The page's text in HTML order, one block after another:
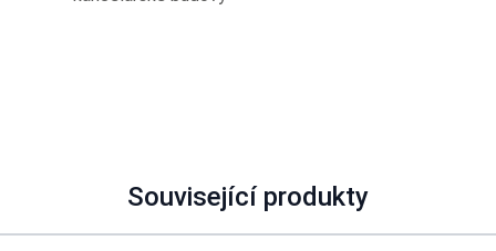
Související produkty